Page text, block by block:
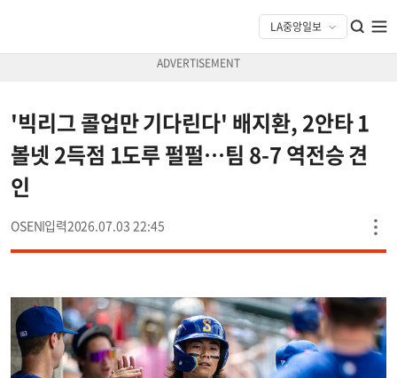
'빅리그 콜업만 기다린다' 배지환, 2안타 1
볼넷 2득점 1도루 펄펄…팀 8-7 역전승 견
인
OSEN 2026.07.03 22:45